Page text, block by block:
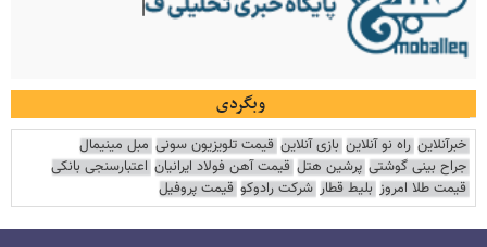
وبگردی
خبرآنلاین راه نو آنلاین بازی آنلاین قیمت تلویزیون سونی مبل مینیمال
جراح بینی گوشتی پرشین هتل قیمت آهن فولاد ایرانیان اعتبارسنجی بانکی
قیمت طلا امروز بلیط قطار شرکت رادوکو قیمت پروفیل